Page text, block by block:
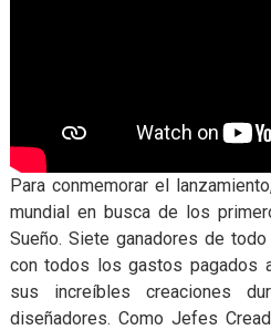
Para conmemorar el
mundial en busca de los
Sueño. Siete ganadores de
con todos los gastos pagados
sus increíbles creaciones
diseñadores. Como Jefes